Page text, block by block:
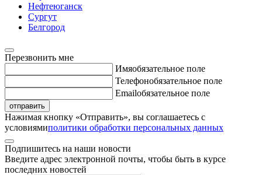
Нефтеюганск
Сургут
Белгород
Перезвонить мне
Имяобязательное поле
Телефонобязательное поле
Emailобязательное поле
отправить
Нажимая кнопку «Отправить», вы соглашаетесь с
условиямиполитики обработки персональных данных
Подпишитесь на наши новости
Введите адрес электронной почты, чтобы быть в курсе
последних новостей